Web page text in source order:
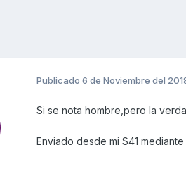
Publicado 6 de Noviembre del
Si se nota hombre,pero la
Enviado desde mi S41